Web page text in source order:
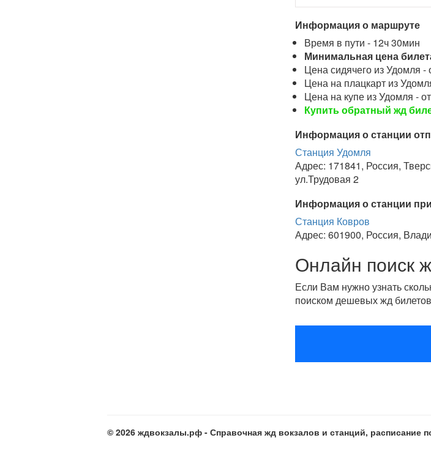
Информация о маршруте
Время в пути - 12ч 30мин
Минимальная цена
Цена сидячего из Удомля -
Цена на плацкарт из
Цена на купе из Удомля -
Купить обратный жд
Информация о станции
Станция Удомля
Адрес: 171841, Россия,
ул.Трудовая 2
Информация о станции
Станция Ковров
Адрес: 601900, Россия,
Онлайн поиск
Если Вам нужно узнать
поиском дешевых жд
© 2026 ждвокзалы.рф - Справочная жд вокзалов и станций, расписание